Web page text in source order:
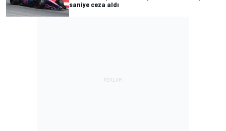
saniye ceza aldı